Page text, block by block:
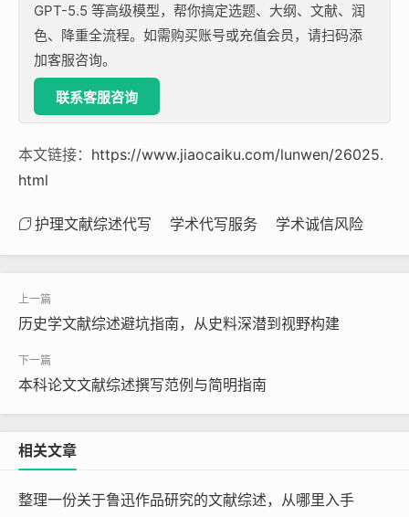
GPT-5.5 等高级模型，帮你搞定选题、大纲、文献、润
色、降重全流程。如需购买账号或充值会员，请扫码添
加客服咨询。
联系客服咨询
本文链接： https://www.jiaocaiku.com/lunwen/26025.
html
护理文献综述代写 学术代写服务 学术诚信风险
历史学文献综述避坑指南，从史料深潜到视野构建
本科论文文献综述撰写范例与简明指南
相关文章
整理一份关于鲁迅作品研究的文献综述，从哪里入手